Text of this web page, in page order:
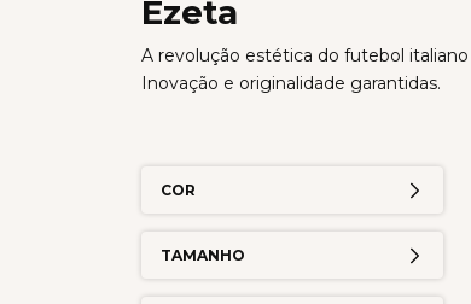
Ezeta
A revolução estética do futebol
Inovação e originalidade garantidas.
COR
TAMANHO